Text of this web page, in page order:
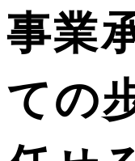
事業
ての